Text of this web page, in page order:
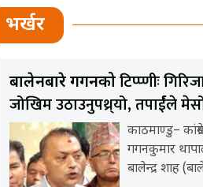
भर्खर
बालेनबारे गगनकोटिप्प्णीः
जोखिम उठाउनुपथ्र्यो, तपार्ईंले
काठमाण्डु–
गगनकुमार
बालेन्द्र शाह